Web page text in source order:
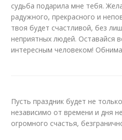
судьба подарила мне тебя.
радужного, прекрасного и
твоя будет счастливой, без
неприятных людей. Оставайся
интересным человеком!
Пусть праздник будет не
независимо от времени и дня
огромного счастья,